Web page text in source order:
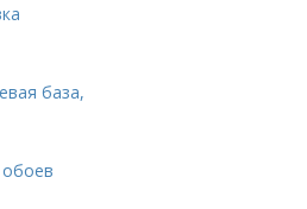
база,